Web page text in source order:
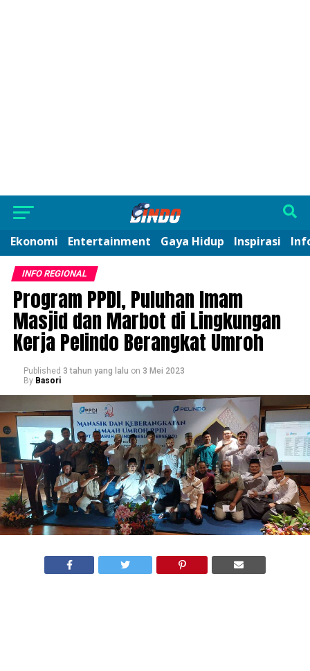
Ekonomi Entertainment Gaya Hidup Inspirasi
INFO REGIONAL
Program PPDI, Puluhan Imam
Masjid dan Marbot di Lingkungan
Kerja Pelindo Berangkat Umroh
Published 3 tahun yang lalu on 3 Mei 2023
By Basori